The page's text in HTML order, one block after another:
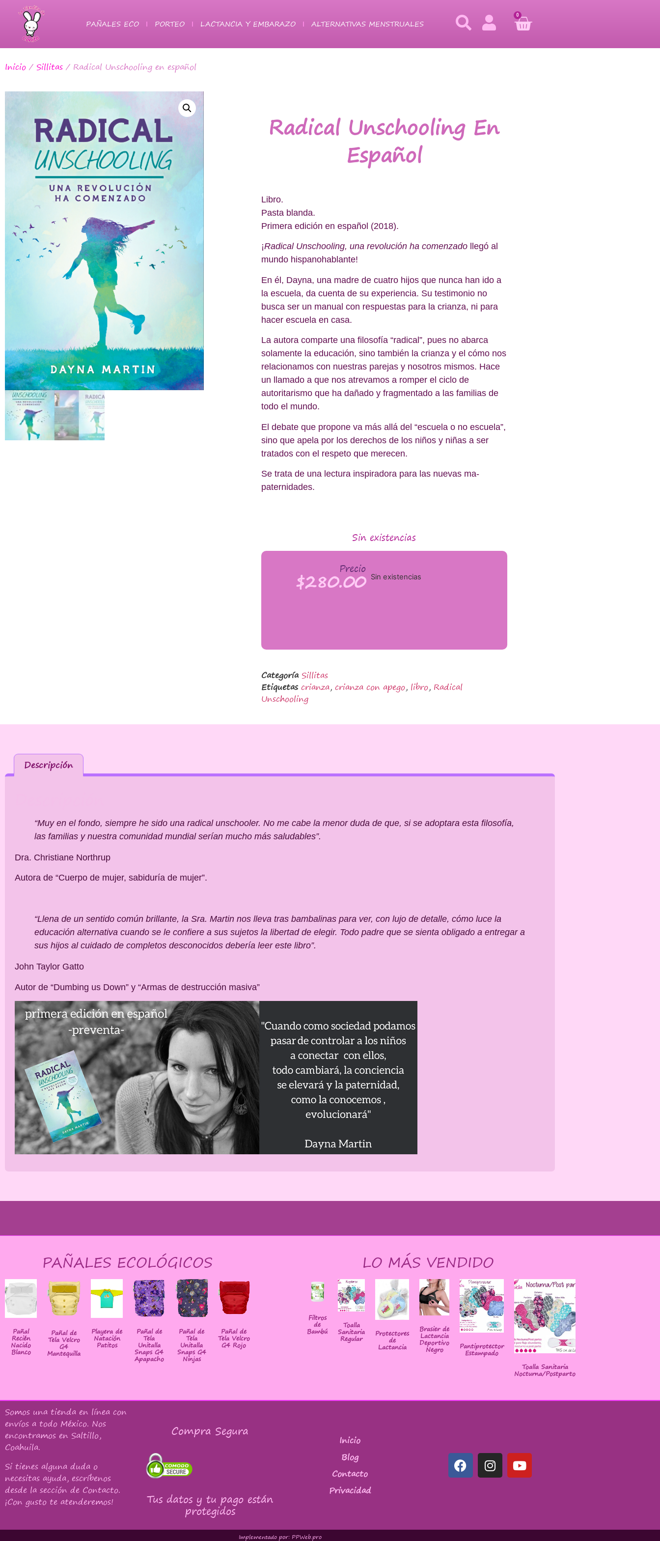
PAÑALES ECO PORTEO LACTANCIA Y EMBARAZO ALTERNATIVAS MENSTRUALES
0
Inicio / Sillitas / Radical Unschooling en español
Radical Unschooling En
Español
Libro.
Pasta blanda.
Primera edición en español (2018).
¡Radical Unschooling, una revolución ha comenzado llegó al
mundo hispanohablante!
En él, Dayna, una madre de cuatro hijos que nunca han ido a
la escuela, da cuenta de su experiencia. Su testimonio no
busca ser un manual con respuestas para la crianza, ni para
hacer escuela en casa.
La autora comparte una filosofía “radical”, pues no abarca
solamente la educación, sino también la crianza y el cómo nos
relacionamos con nuestras parejas y nosotros mismos. Hace
un llamado a que nos atrevamos a romper el ciclo de
autoritarismo que ha dañado y fragmentado a las familias de
todo el mundo.
El debate que propone va más allá del “escuela o no escuela”,
sino que apela por los derechos de los niños y niñas a ser
tratados con el respeto que merecen.
Se trata de una lectura inspiradora para las nuevas ma-
paternidades.
Sin existencias
Precio
$280.00 Sin existencias
Categoría Sillitas
Etiquetas crianza,crianza con apego, libro, Radical
Unschooling
Descripción
“Muy en el fondo, siempre he sido una radical unschooler. No me cabe la menor duda de que, si se adoptara esta filosofía,
las familias y nuestra comunidad mundial serían mucho más saludables”.
Dra. Christiane Northrup
Autora de “Cuerpo de mujer, sabiduría de mujer”.
“Llena de un sentido común brillante, la Sra. Martin nos lleva tras bambalinas para ver, con lujo de detalle, cómo luce la
educación alternativa cuando se le confiere a sus sujetos la libertad de elegir. Todo padre que se sienta obligado a entregar a
sus hijos al cuidado de completos desconocidos debería leer este libro”.
John Taylor Gatto
Autor de “Dumbing us Down” y “Armas de destrucción masiva”
PAÑALES ECOLÓGICOS
Pañal
Recién
Nacido
Blanco
Pañal de
Tela Velcro
G4
Mantequilla
Playera de
Natación
Patitos
Pañal de
Tela
Unitalla
Snaps G4
Apapacho
Pañal de
Tela
Unitalla
Snaps G4
Ninjas
Pañal de
Tela Velcro
G4 Rojo
LO MÁS VENDIDO
Filtros
de
Bambú
Toalla
Sanitaria
Regular
Protectores
de
Lactancia
Brasier de
Lactancia
Deportivo
Negro Pantiprotector
Estampado
Toalla Sanitaria
Nocturna/Postparto
Somos una tienda en línea con
envíos a todo México. Nos
encontramos en Saltillo,
Coahuila.
Si tienes alguna duda o
necesitas ayuda, escríbenos
desde la sección de Contacto.
¡Con gusto te atenderemos!
Compra Segura
Tus datos y tu pago están
protegidos
Inicio
Blog
Contacto
Privacidad
Implementado por: PPWeb.pro